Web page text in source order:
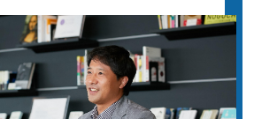
度 5Daysインターンのエントリー受付
ました。※募集要項は5Daysインターンペー